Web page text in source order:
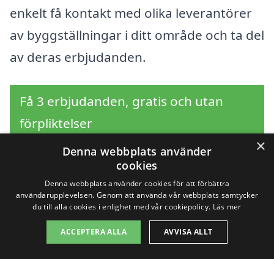
enkelt få kontakt med olika leverantörer
av byggställningar i ditt område och ta del
av deras erbjudanden.
Få 3 erbjudanden, gratis och utan
förpliktelser
Sök efter en
professionell för
byggställning i andra
×
Denna webbplats använder
cookies
Denna webbplats använder cookies för att förbättra
användarupplevelsen. Genom att använda vår webbplats samtycker
du till alla cookies i enlighet med vår cookiepolicy. Läs mer
ACCEPTERA ALLA AVVISA ALLT